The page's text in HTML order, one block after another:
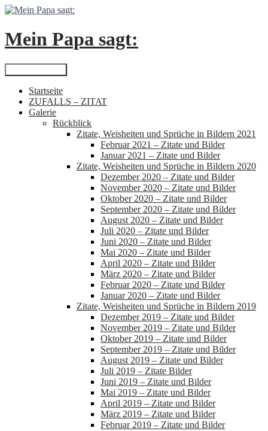
Zum
springen
Mein Papa sagt:
Suchen
Startseite
ZUFALLS – ZITAT
Galerie
Rückblick
Zitate, Weisheiten und Sprüche in Bildern 2021
Februar 2021 – Zitate und Bilder
Januar 2021 – Zitate und Bilder
Zitate, Weisheiten und Sprüche in Bildern 2020
Dezember 2020 – Zitate und Bilder
November 2020 – Zitate und Bilder
Oktober 2020 – Zitate und Bilder
September 2020 – Zitate und Bilder
August 2020 – Zitate und Bilder
Juli 2020 – Zitate und Bilder
Juni 2020 – Zitate und Bilder
Mai 2020 – Zitate und Bilder
April 2020 – Zitate und Bilder
März 2020 – Zitate und Bilder
Februar 2020 – Zitate und Bilder
Januar 2020 – Zitate und Bilder
Zitate, Weisheiten und Sprüche in Bildern 2019
Dezember 2019 – Zitate und Bilder
November 2019 – Zitate und Bilder
Oktober 2019 – Zitate und Bilder
September 2019 – Zitate und Bilder
August 2019 – Zitate und Bilder
Juli 2019 – Zitate Bilder
Juni 2019 – Zitate und Bilder
Mai 2019 – Zitate und Bilder
April 2019 – Zitate und Bilder
März 2019 – Zitate und Bilder
Februar 2019 – Zitate und Bilder